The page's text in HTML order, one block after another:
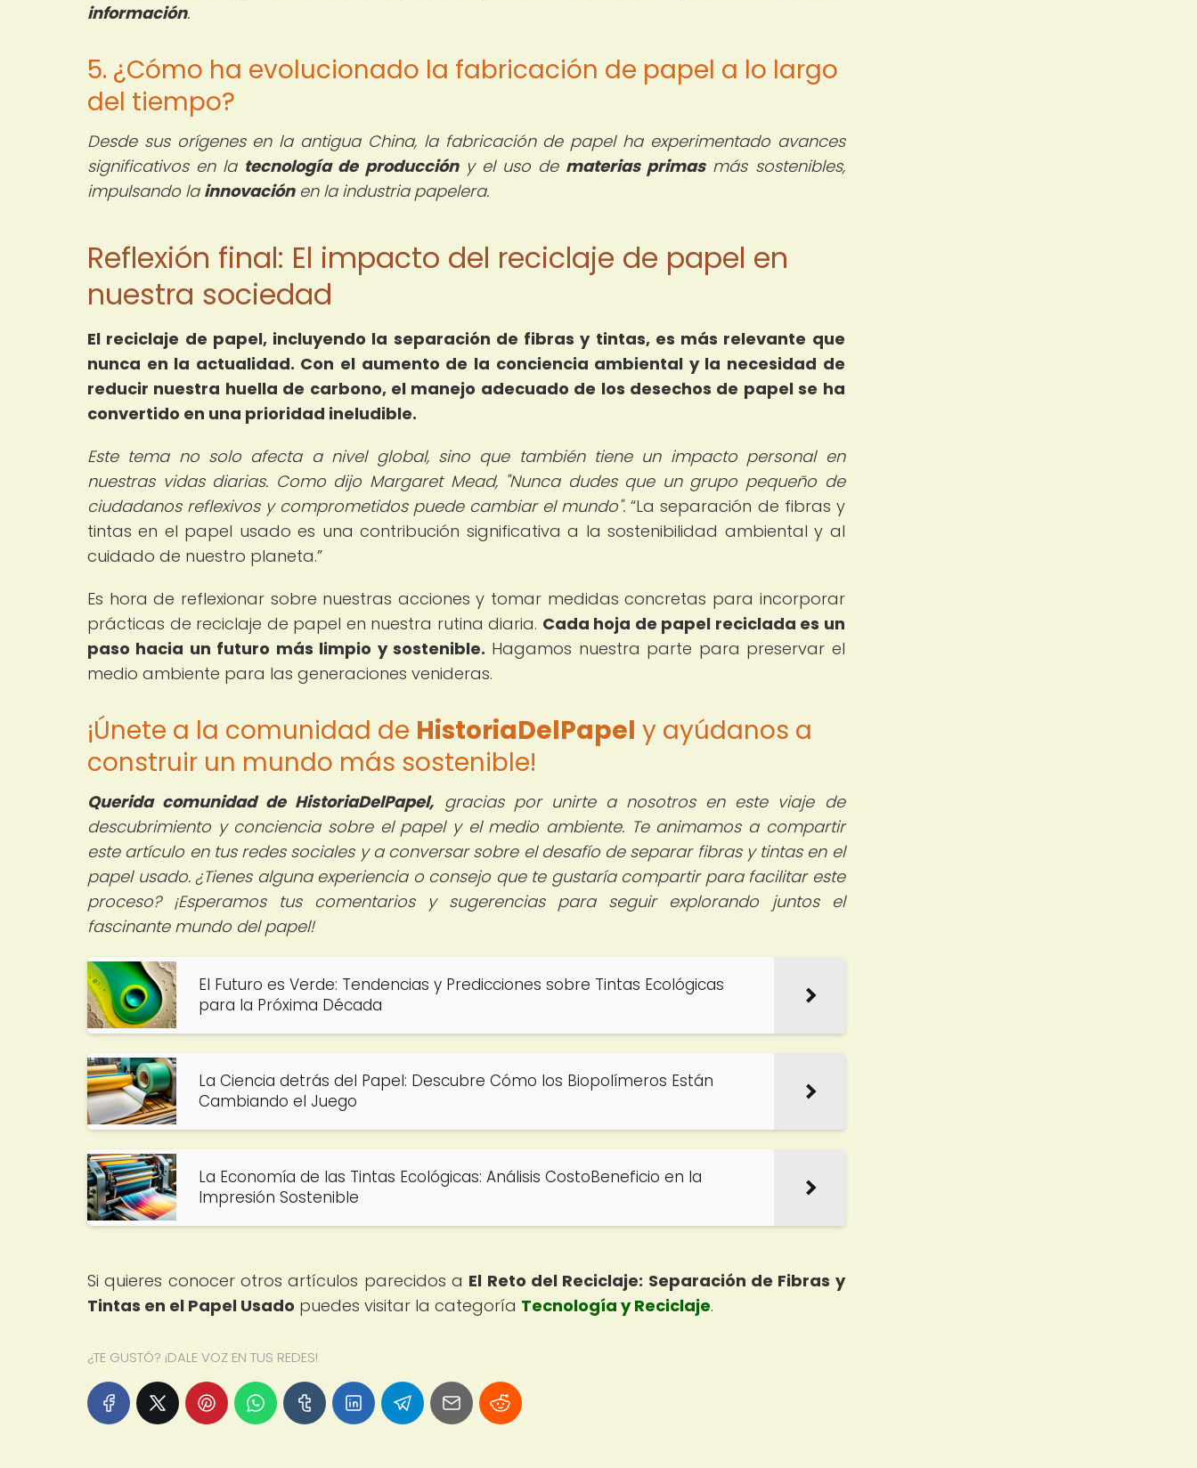
información.
5. ¿Cómo ha evolucionado la fabricación de papel a lo largo
del tiempo?
Desde sus orígenes en la antigua China, la fabricación de papel ha experimentado avances
significativos en la tecnología de produccióny el uso de materias primasmás sostenibles,
impulsando la innovaciónen la industria papelera.
Reflexión final: El impacto del reciclaje de papel en
nuestra sociedad
El reciclaje de papel, incluyendo la separación de fibras y tintas, es más relevante que
nunca en la actualidad. Con el aumento de la conciencia ambiental y la necesidad de
reducir nuestra huella de carbono, el manejo adecuado de los desechos de papel se ha
convertido en una prioridad ineludible.
Este tema no solo afecta a nivel global, sino que también tiene un impacto personal en
nuestras vidas diarias. Como dijo Margaret Mead, "Nunca dudes que un grupo pequeño de
ciudadanos reflexivos y comprometidos puede cambiar el mundo". La separación de fibras y
tintas en el papel usado es una contribución significativa a la sostenibilidad ambiental y al
cuidado de nuestro planeta.
Es hora de reflexionar sobre nuestras acciones y tomar medidas concretas para incorporar
prácticas de reciclaje de papel en nuestra rutina diaria. Cada hoja de papel reciclada es un
paso hacia un futuro más limpio y sostenible. Hagamos nuestra parte para preservar el
medio ambiente para las generaciones venideras.
¡Únete a la comunidad de HistoriaDelPapel y ayúdanos a
construir un mundo más sostenible!
Querida comunidad de HistoriaDelPapel, gracias por unirte a nosotros en este viaje de
descubrimiento y conciencia sobre el papel y el medio ambiente. Te animamos a compartir
este artículo en tus redes sociales y a conversar sobre el desafío de separar fibras y tintas en el
papel usado. ¿Tienes alguna experiencia o consejo que te gustaría compartir para facilitar este
proceso? ¡Esperamos tus comentarios y sugerencias para seguir explorando juntos el
fascinante mundo del papel!
El Futuro es Verde: Tendencias y Predicciones sobre Tintas Ecológicas
para la Próxima Década
La Ciencia detrás del Papel: Descubre Cómo los Biopolímeros Están
Cambiando el Juego
La Economía de las Tintas Ecológicas: Análisis CostoBeneficio en la
Impresión Sostenible
Si quieres conocer otros artículos parecidos a El Reto del Reciclaje: Separación de Fibras y
Tintas en el Papel Usado puedes visitar la categoría Tecnología y Reciclaje.
¿TE GUSTÓ? ¡DALE VOZ EN TUS REDES!